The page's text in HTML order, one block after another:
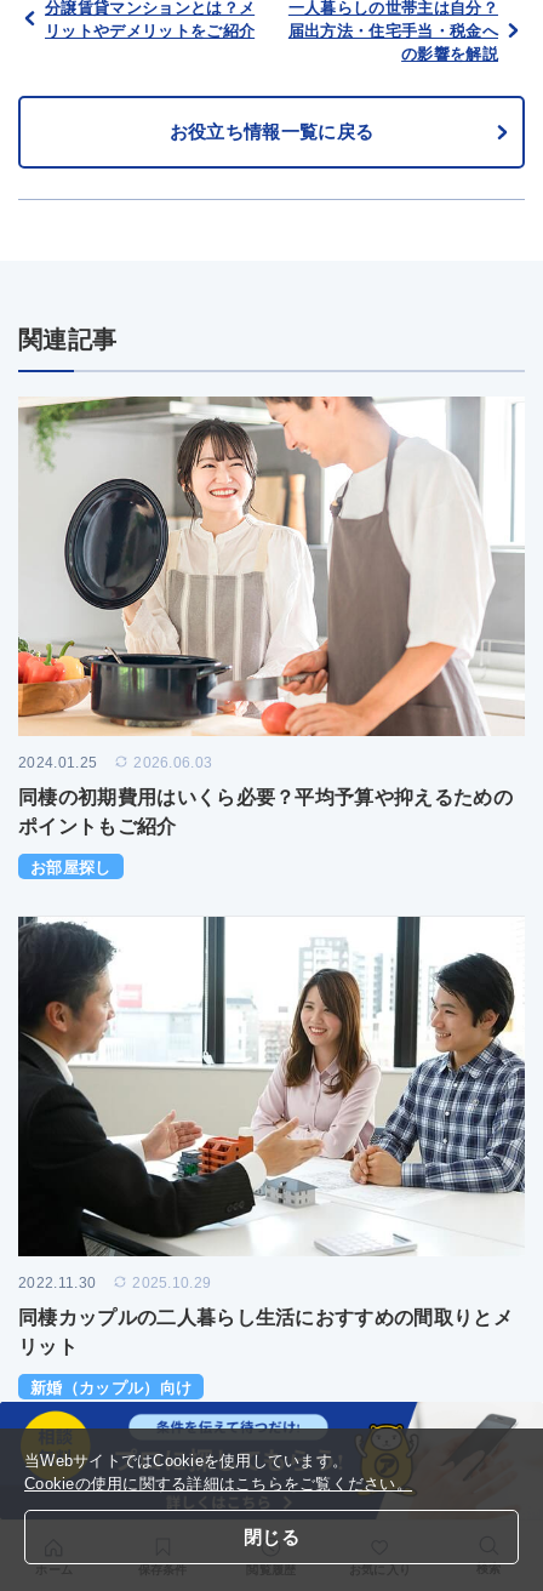
検索
分譲賃貸マンションとは？メ
リットやデメリットをご紹介
一人暮らしの世帯主は自分？
届出方法・住宅手当・税金へ
の影響を解説
お役立ち情報一覧に戻る
関連記事
2024.01.25 2026.06.03
同棲の初期費用はいくら必要？平均予算や抑えるための
ポイントもご紹介
お部屋探し
2022.11.30 2025.10.29
同棲カップルの二人暮らし生活におすすめの間取りとメ
リット
新婚（カップル）向け
当WebサイトではCookieを使用しています。
Cookieの使用に関する詳細はこちらをご覧ください。
閉じる